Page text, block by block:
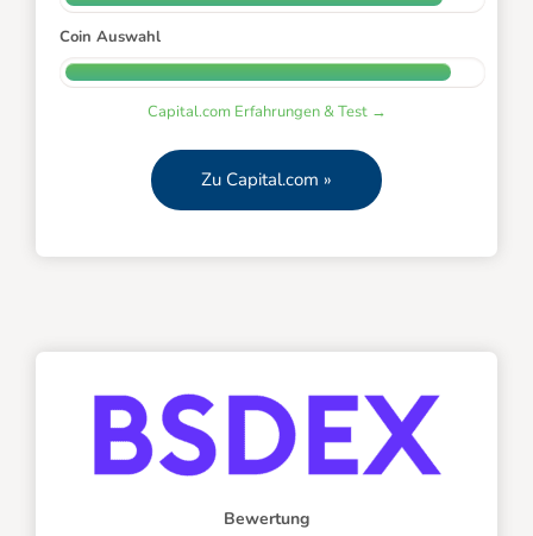
Coin Auswahl
Capital.com Erfahrungen & Test →
Zu Capital.com »
Bewertung